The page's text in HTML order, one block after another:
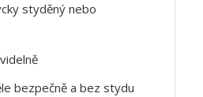
styděný nebo
bezpečně a bez stydu